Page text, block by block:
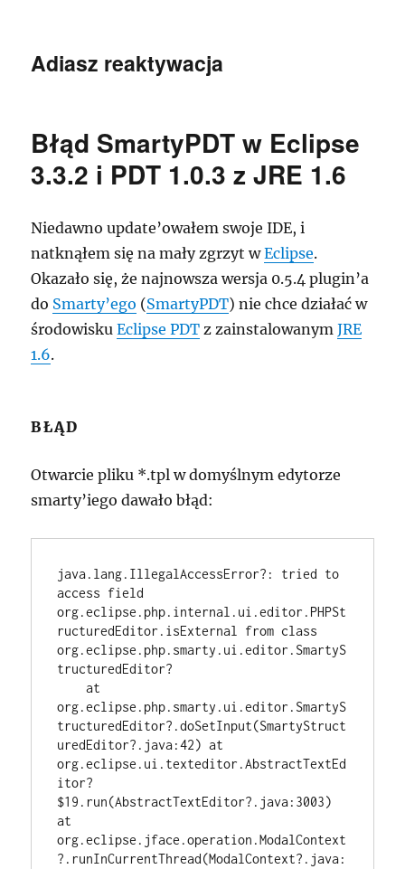
Adiasz reaktywacja
Błąd SmartyPDT w Eclipse
3.3.2 i PDT 1.0.3 z JRE 1.6
Niedawno update’owałem swoje IDE, i
natknąłem się na mały zgrzyt wEclipse.
Okazało się, że najnowsza wersja 0.5.4 plugin’a
do Smarty’ego (SmartyPDT) nie chce działać w
środowiskuEclipse PDT z zainstalowanymJRE
1.6.
BŁĄD
Otwarcie pliku *.tpl w domyślnym edytorze
smarty’iego dawało błąd:
java.lang.IllegalAccessError?: tried to
access field
org.eclipse.php.internal.ui.editor.PHPSt
ructuredEditor.isExternal from class
org.eclipse.php.smarty.ui.editor.SmartyS
tructuredEditor?
    at
org.eclipse.php.smarty.ui.editor.SmartyS
tructuredEditor?.doSetInput(SmartyStruct
uredEditor?.java:42) at
org.eclipse.ui.texteditor.AbstractTextEd
itor?
$19.run(AbstractTextEditor?.java:3003)
at
org.eclipse.jface.operation.ModalContext
?.runInCurrentThread(ModalContext?.java: